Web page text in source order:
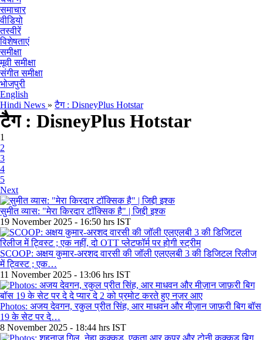
समाचार
वीडियो
तस्वीरें
विशेषताएं
समीक्षा
मूवी समीक्षा
संगीत समीक्षा
भोजपुरी
English
Hindi News »टैग : DisneyPlus Hotstar
टैग : DisneyPlus Hotstar
1
2
3
4
5
Next
सुमीत व्यास: "मेरा किरदार टॉक्सिक है" | जिद्दी इश्क
19 November 2025 - 16:50 hrs IST
SCOOP: अक्षय कुमार-अरशद वारसी की जॉली एलएलबी 3 की डिजिटल रिलीज
में ट्विस्ट ; एक…
11 November 2025 - 13:06 hrs IST
Photos: अजय देवगन, रकुल प्रीत सिंह, आर माधवन और मीज़ान जाफ़री बिग बॉस
19 के सेट पर दे…
8 November 2025 - 18:44 hrs IST